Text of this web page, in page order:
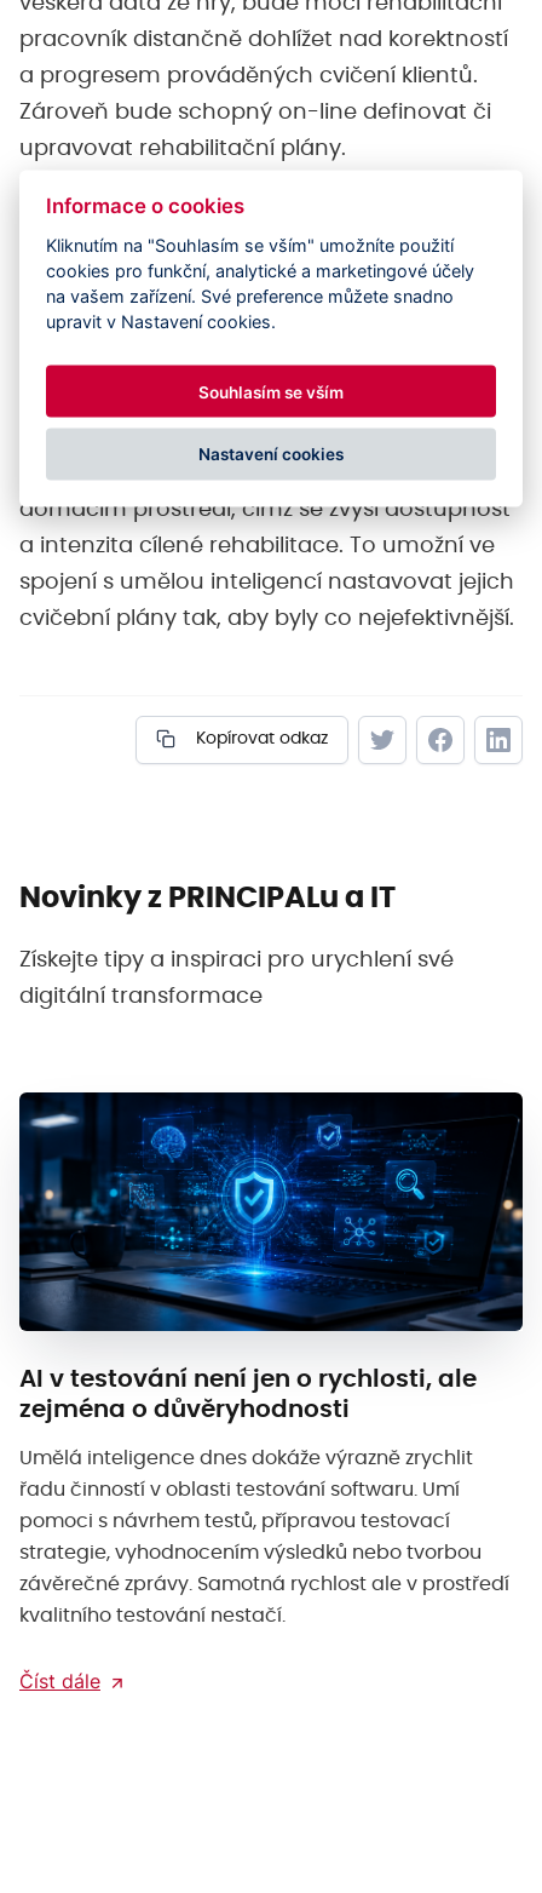
pracovník distančně dohlížet nad korektností
a progresem prováděných cvičení klientů.
Zároveň bude schopný on-line definovat či
upravovat rehabilitační plány.
Vizí tvůrců do budoucna je ActiVeRsum, které
bude nabízet široký výběr pohybových a
kognitivních her. Všechna cvičení budou mít
motivační charakter a budou působit na
uživatele formou herního příběhu. Hlavním
cílem je zajistit, aby měli pacienti v budoucnu
možnost cvičit nejen v rehabilitačních
zařízeních a centrech, ale především ve svém
domácím prostředí, čímž se zvýší dostupnost
a intenzita cílené rehabilitace. To umožní ve
spojení s umělou inteligencí nastavovat jejich
cvičební plány tak, aby byly co nejefektivnější.
Kopírovat odkaz
Novinky z PRINCIPALu a IT
Získejte tipy a inspiraci pro urychlení své
digitální transformace
AI v testování není jen o rychlosti, ale
zejména o důvěryhodnosti
Umělá inteligence dnes dokáže výrazně zrychlit
řadu činností v oblasti testování softwaru. Umí
pomoci s návrhem testů, přípravou testovací
strategie, vyhodnocením výsledků nebo tvorbou
závěrečné zprávy. Samotná rychlost ale v prostředí
kvalitního testování nestačí.
Číst dále
Informace o cookies
Kliknutím na "Souhlasím se vším" umožníte použití
cookies pro funkční, analytické a marketingové účely
na vašem zařízení. Své preference můžete snadno
upravit v Nastavení cookies.
Souhlasím se vším
Nastavení cookies